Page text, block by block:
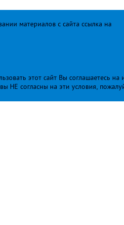
материалов с сайта ссылка на
этот сайт Вы соглашаетесь
НЕ согласны на эти условия,